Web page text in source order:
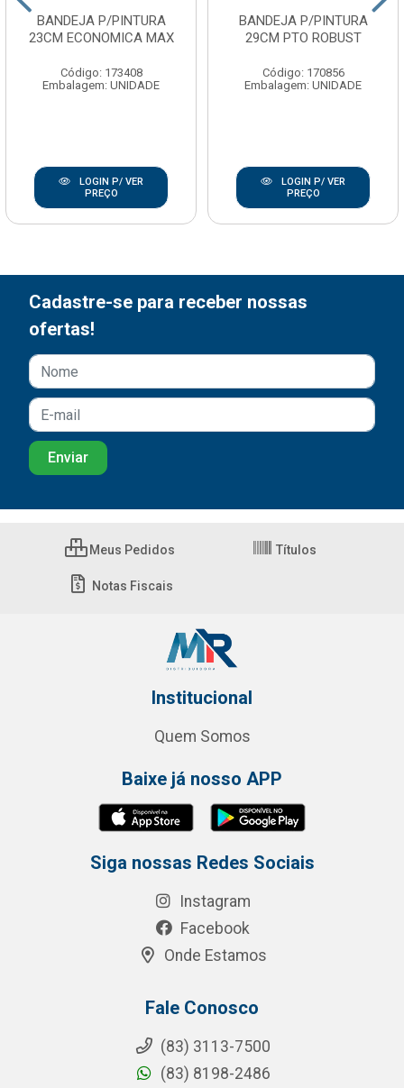
BANDEJA P/PINTURA
23CM ECONOMICA MAX
Código: 173408
Embalagem: UNIDADE
LOGIN P/ VER
PREÇO
BANDEJA P/PINTURA
29CM PTO ROBUST
Código: 170856
Embalagem: UNIDADE
LOGIN P/ VER
PREÇO
Cadastre-se para receber nossas
ofertas!
Meus Pedidos Títulos
Notas Fiscais
Institucional
Quem Somos
Baixe já nosso APP
Siga nossas Redes Sociais
Instagram
Facebook
Onde Estamos
Fale Conosco
(83) 3113-7500
(83) 8198-2486